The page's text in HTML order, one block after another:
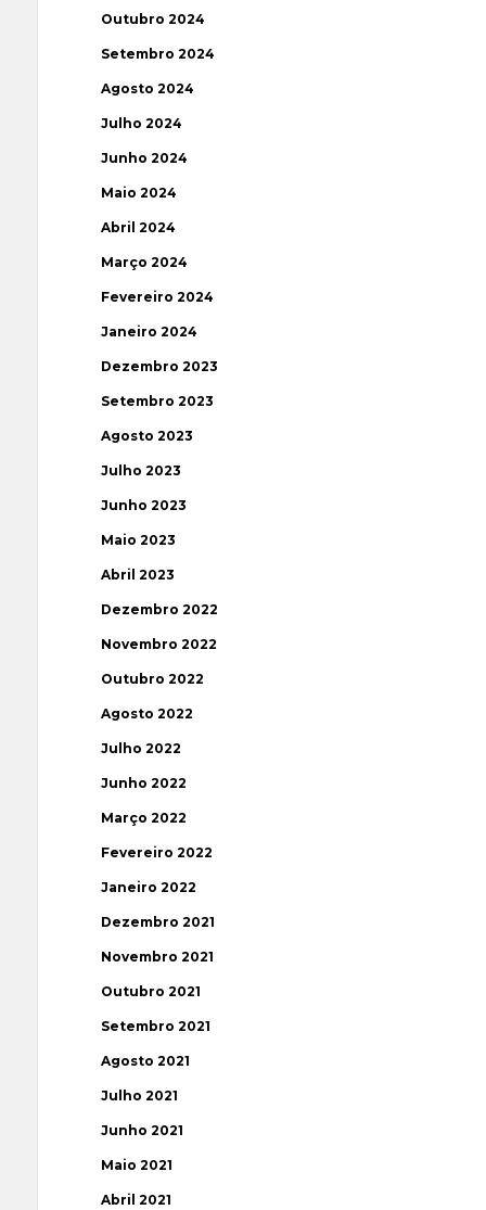
Outubro 2024
Setembro 2024
Agosto 2024
Julho 2024
Junho 2024
Maio 2024
Abril 2024
Março 2024
Fevereiro 2024
Janeiro 2024
Dezembro 2023
Setembro 2023
Agosto 2023
Julho 2023
Junho 2023
Maio 2023
Abril 2023
Dezembro 2022
Novembro 2022
Outubro 2022
Agosto 2022
Julho 2022
Junho 2022
Março 2022
Fevereiro 2022
Janeiro 2022
Dezembro 2021
Novembro 2021
Outubro 2021
Setembro 2021
Agosto 2021
Julho 2021
Junho 2021
Maio 2021
Abril 2021